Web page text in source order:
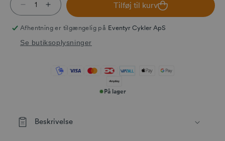
Reducer antallet for Nuvinci N330 32H Gree dick
Øg antallet for Nuvinci N330 32H Gree
Tilføj til kurv
Afhentning er tilgængelig på Eventyr Cykler ApS
Se butiksoplysninger
På lager
Beskrivelse